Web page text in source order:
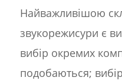
Найважливішою
звукорежисури є
вибір окремих
подобаються;